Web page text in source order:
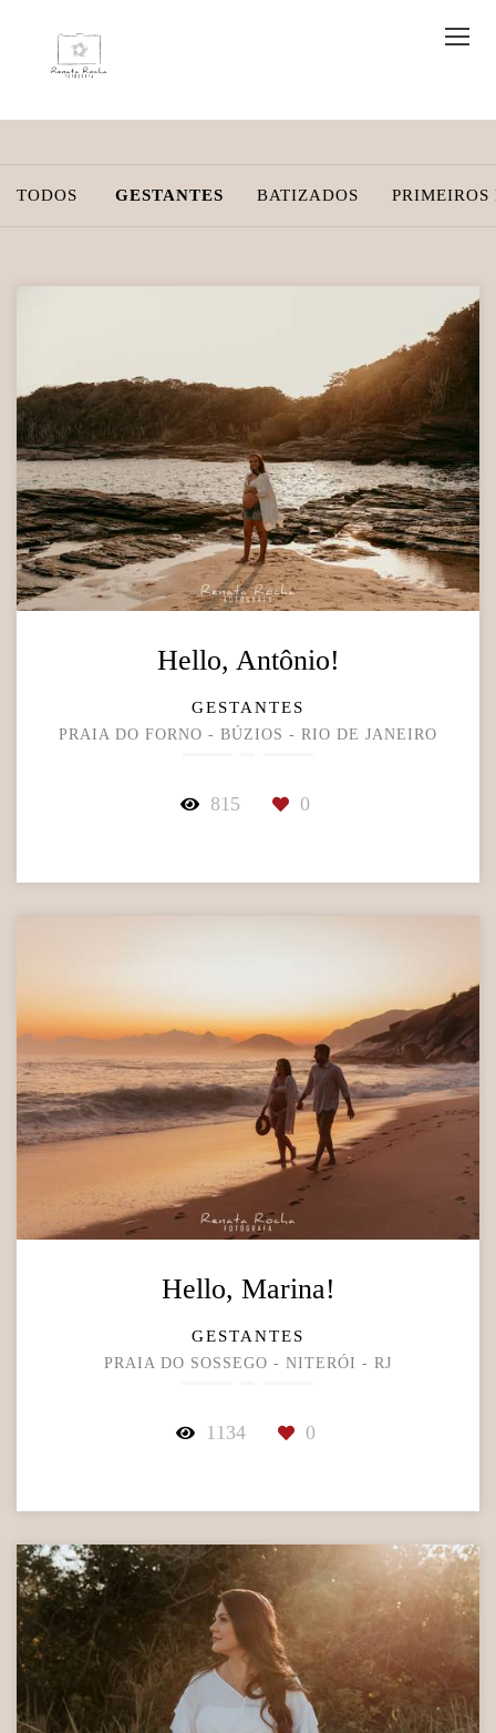
TODOS GESTANTES BATIZADOS PRIMEIROS
Hello, Antônio!
GESTANTES
PRAIA DO FORNO - BÚZIOS - RIO DE JANEIRO
815 0
Hello, Marina!
GESTANTES
PRAIA DO SOSSEGO - NITERÓI - RJ
1134 0